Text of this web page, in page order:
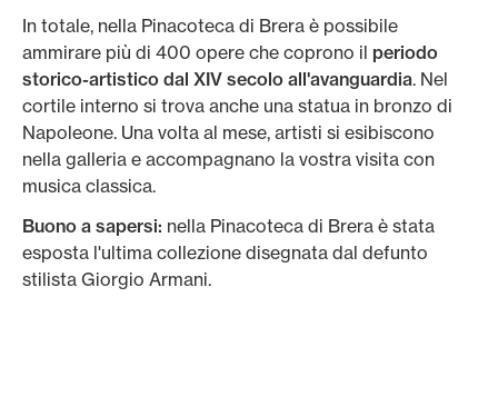
In totale, nella Pinacoteca di Brera è possibile
ammirare più di 400 opere che coprono il periodo
storico-artistico dal XIV secolo all'avanguardia. Nel
cortile interno si trova anche una statua in bronzo di
Napoleone. Una volta al mese, artisti si esibiscono
nella galleria e accompagnano la vostra visita con
musica classica.
Buono a sapersi: nella Pinacoteca di Brera è stata
esposta l'ultima collezione disegnata dal defunto
stilista Giorgio Armani.